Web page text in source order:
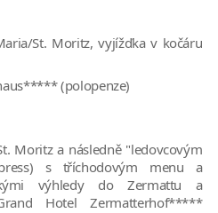
St. Moritz, vyjížďka v kočáru
(polopenze)
Moritz a následně "ledovcovým
s tříchodovým menu a
výhledy do Zermattu a
Hotel Zermatterhof*****